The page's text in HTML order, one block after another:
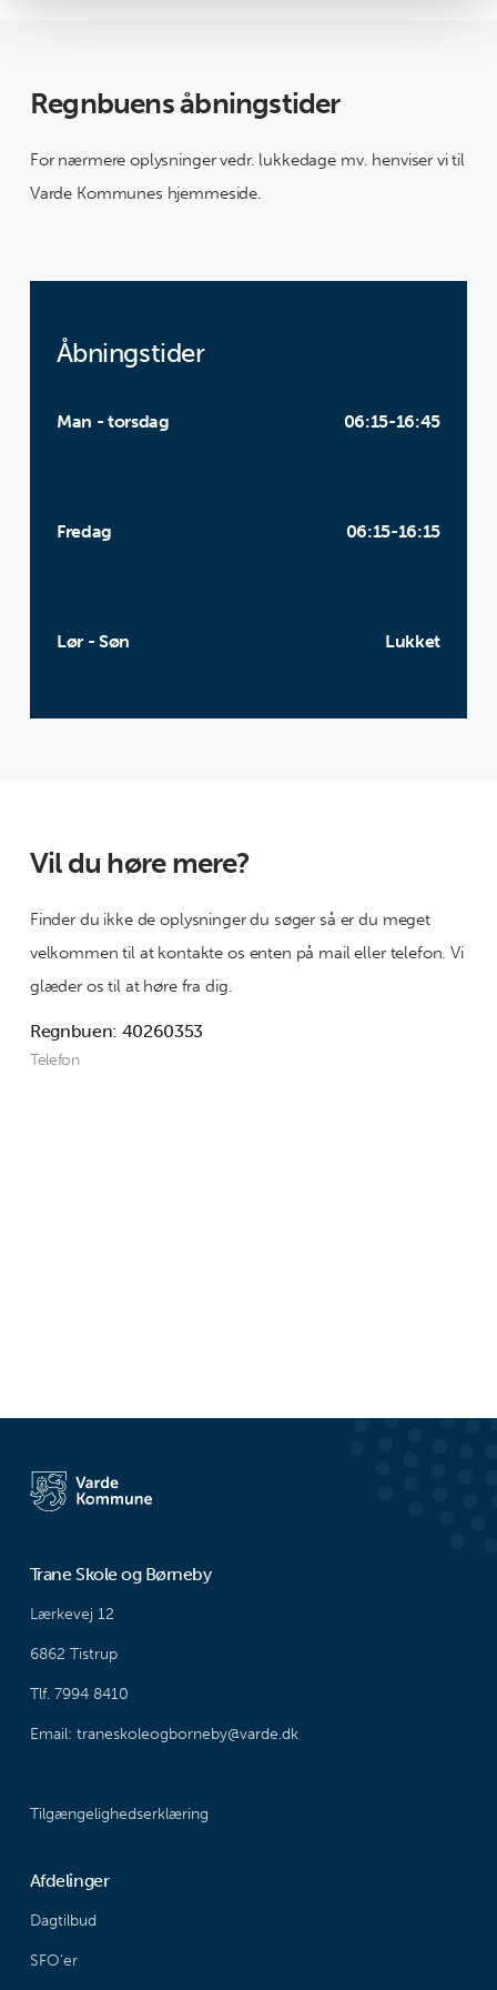
Regnbuens åbningstider
For nærmere oplysninger vedr. lukkedage mv. henviser vi til
Varde Kommunes hjemmeside.
Åbningstider
Man - torsdag 06:15-16:45
Fredag 06:15-16:15
Lør - Søn Lukket
Vil du høre mere?
Finder du ikke de oplysninger du søger så er du meget
velkommen til at kontakte os enten på mail eller telefon. Vi
glæder os til at høre fra dig.
Regnbuen: 40260353
Telefon
Trane Skole og Børneby
Lærkevej 12
6862 Tistrup
Tlf. 7994 8410
Email: traneskoleogborneby@varde.dk
Tilgængelighedserklæring
Afdelinger
Dagtilbud
SFO’er